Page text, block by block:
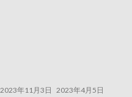
2023年11月3日 2023年4月5日